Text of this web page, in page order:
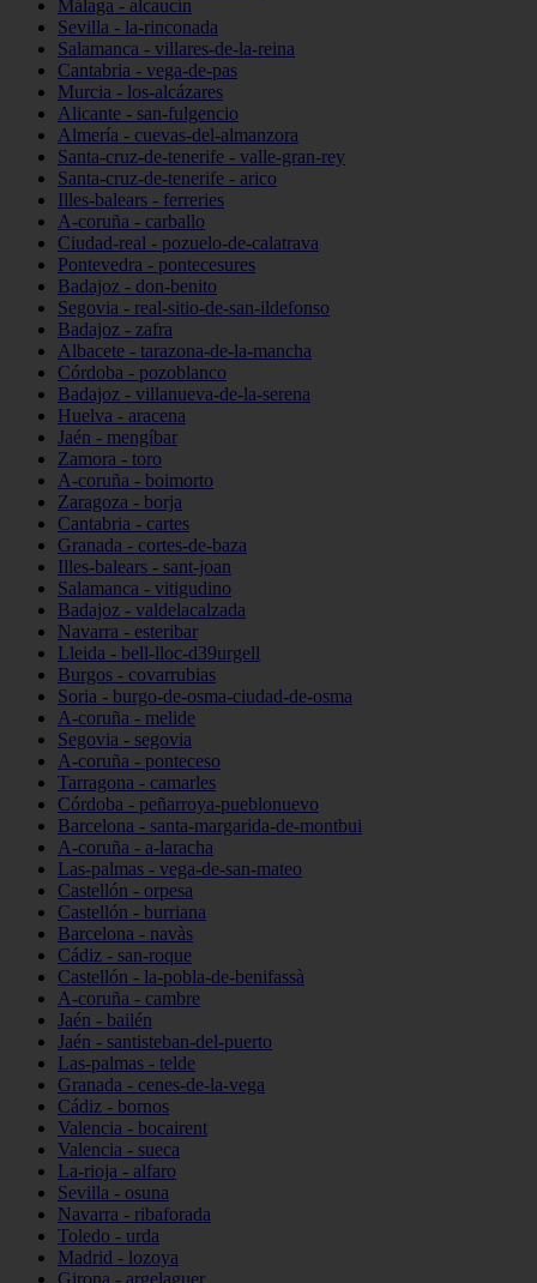
Málaga - alcaucín
Sevilla - la-rinconada
Salamanca - villares-de-la-reina
Cantabria - vega-de-pas
Murcia - los-alcázares
Alicante - san-fulgencio
Almería - cuevas-del-almanzora
Santa-cruz-de-tenerife - valle-gran-rey
Santa-cruz-de-tenerife - arico
Illes-balears - ferreries
A-coruña - carballo
Ciudad-real - pozuelo-de-calatrava
Pontevedra - pontecesures
Badajoz - don-benito
Segovia - real-sitio-de-san-ildefonso
Badajoz - zafra
Albacete - tarazona-de-la-mancha
Córdoba - pozoblanco
Badajoz - villanueva-de-la-serena
Huelva - aracena
Jaén - mengíbar
Zamora - toro
A-coruña - boimorto
Zaragoza - borja
Cantabria - cartes
Granada - cortes-de-baza
Illes-balears - sant-joan
Salamanca - vitigudino
Badajoz - valdelacalzada
Navarra - esteribar
Lleida - bell-lloc-d39urgell
Burgos - covarrubias
Soria - burgo-de-osma-ciudad-de-osma
A-coruña - melide
Segovia - segovia
A-coruña - ponteceso
Tarragona - camarles
Córdoba - peñarroya-pueblonuevo
Barcelona - santa-margarida-de-montbui
A-coruña - a-laracha
Las-palmas - vega-de-san-mateo
Castellón - orpesa
Castellón - burriana
Barcelona - navàs
Cádiz - san-roque
Castellón - la-pobla-de-benifassà
A-coruña - cambre
Jaén - bailén
Jaén - santisteban-del-puerto
Las-palmas - telde
Granada - cenes-de-la-vega
Cádiz - bornos
Valencia - bocairent
Valencia - sueca
La-rioja - alfaro
Sevilla - osuna
Navarra - ribaforada
Toledo - urda
Madrid - lozoya
Girona - argelaguer